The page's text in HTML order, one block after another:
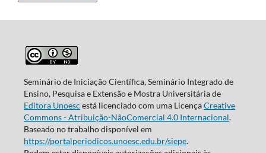
Seminário de Iniciação Científica, Seminário Integrado de
Ensino, Pesquisa e Extensão e Mostra Universitária de
Editora Unoesc está licenciado com uma LicençaCreative
Commons - Atribuição-NãoComercial 4.0 Internacional.
Baseado no trabalho disponível em
https://portalperiodicos.unoesc.edu.br/siepe.